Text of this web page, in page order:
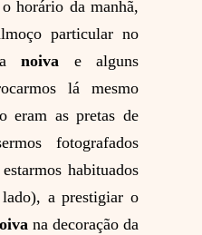
horário da manhã,
particular no
anoiva e alguns
lá mesmo
eram as pretas de
fotografados
habituados
a prestigiar o
na decoração da